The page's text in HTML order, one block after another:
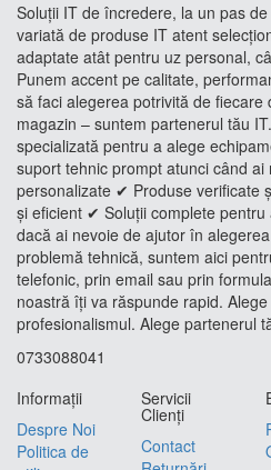
Soluții IT de încredere, la un pas
variată de produse IT atent
adaptate atât pentru uz personal,
Punem accent pe calitate,
să faci alegerea potrivită de fiecare
magazin – suntem partenerul tău
specializată pentru a alege
suport tehnic prompt atunci când
personalizate ✔ Produse verificate
și eficient ✔ Soluții complete
dacă ai nevoie de ajutor în
problemă tehnică, suntem aici
telefonic, prin email sau prin
noastră îți va răspunde rapid.
profesionalismul. Alege partenerul
0733088041
Informaţii
Despre Noi
Politica de
Servicii
Clienţi
Contact